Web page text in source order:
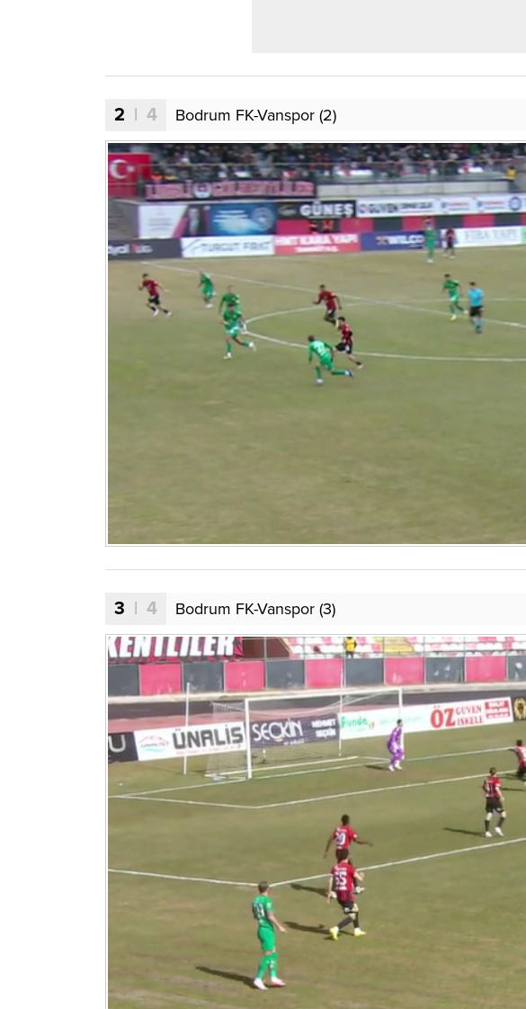
2 | 4 Bodrum FK-Vanspor (2)
3 | 4 Bodrum FK-Vanspor (3)